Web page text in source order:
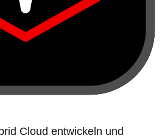
Cloud entwickeln und